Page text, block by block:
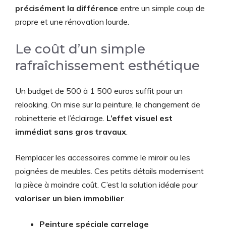
précisément la différence entre un simple coup de
propre et une rénovation lourde.
Le coût d’un simple
rafraîchissement esthétique
Un budget de 500 à 1 500 euros suffit pour un
relooking. On mise sur la peinture, le changement de
robinetterie et l’éclairage. L’effet visuel est
immédiat sans gros travaux.
Remplacer les accessoires comme le miroir ou les
poignées de meubles. Ces petits détails modernisent
la pièce à moindre coût. C’est la solution idéale pour
valoriser un bien immobilier.
Peinture spéciale carrelage